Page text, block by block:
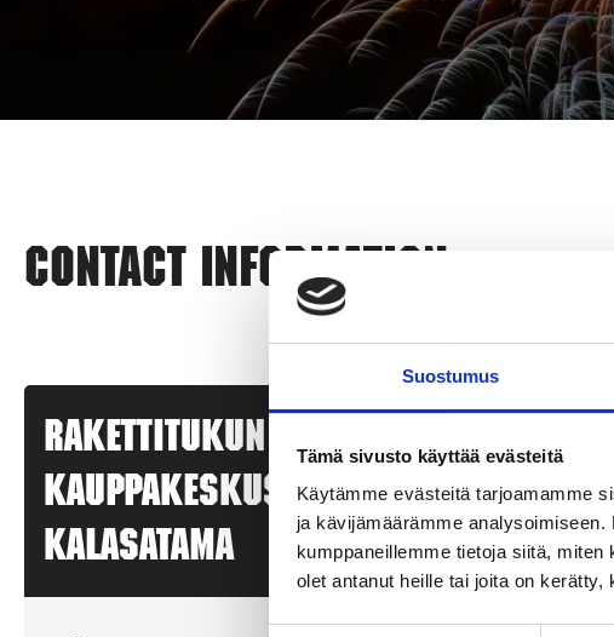
Suostumus
Tämä sivusto käyttää evästeitä
Käytämme evästeitä tarjoamamme
ja kävijämäärämme
kumppaneillemme tietoja siitä,
olet antanut heille tai joita on
Contact information
Rakettitukun myyntipiste –
KAUPPAKESKUS REDI – HELSINKI,
KALASATAMA